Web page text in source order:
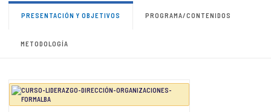
PRESENTACIÓN Y OBJETIVOS PROGRAMA/CONTENIDOS
METODOLOGÍA